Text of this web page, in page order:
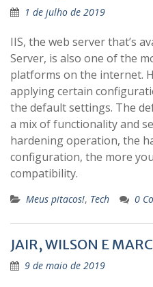
1 de julho de 2019
IIS, the web server that’s
Server, is also one of the
platforms on the internet.
applying certain
the default settings. The
a mix of functionality and
hardening operation, the
configuration, the more
compatibility.
Meus pitacos!, Tech 0
JAIR, WILSON E
9 de maio de 2019